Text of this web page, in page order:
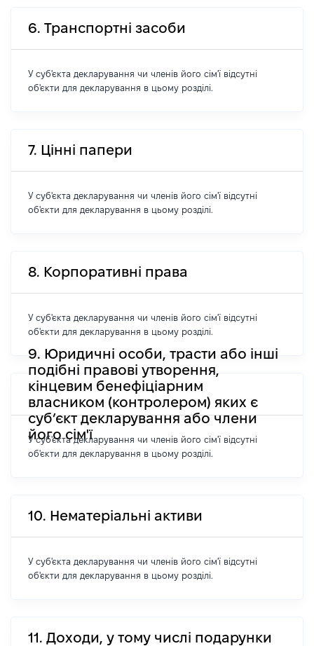
6. Транспортні засоби
У суб'єкта декларування чи членів його сім'ї відсутні
об'єкти для декларування в цьому розділі.
7. Цінні папери
У суб'єкта декларування чи членів його сім'ї відсутні
об'єкти для декларування в цьому розділі.
8. Корпоративні права
У суб'єкта декларування чи членів його сім'ї відсутні
об'єкти для декларування в цьому розділі.
9. Юридичні особи, трасти або інші
подібні правові утворення,
кінцевим бенефіціарним
власником (контролером) яких є
суб’єкт декларування або члени
його сім'ї
У суб'єкта декларування чи членів його сім'ї відсутні
об'єкти для декларування в цьому розділі.
10. Нематеріальні активи
У суб'єкта декларування чи членів його сім'ї відсутні
об'єкти для декларування в цьому розділі.
11. Доходи, у тому числі подарунки